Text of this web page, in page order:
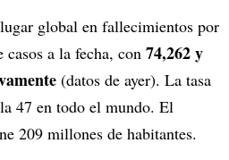
global en fallecimientos por
a la fecha, con 74,262 y
(datos de ayer). La tasa
47 en todo el mundo. El
209 millones de habitantes.